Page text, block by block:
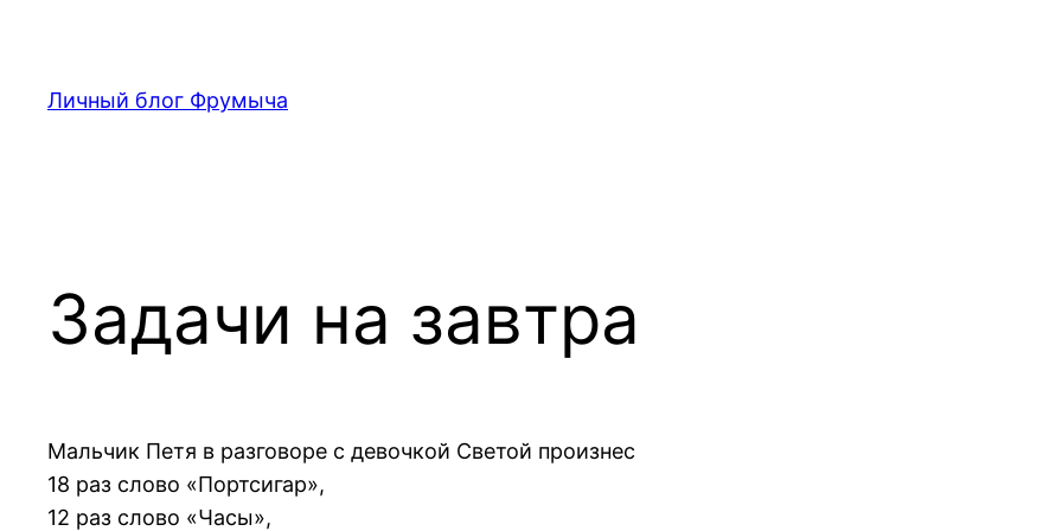
содержимому
Личный блог Фрумыча
Задачи на завтра
Мальчик Петя в разговоре с девочкой Светой произнес
18 раз слово «Портсигар»,
12 раз слово «Часы»,